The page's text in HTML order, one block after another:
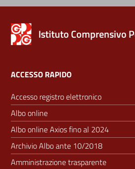
Istituto Comprensivo
ACCESSO RAPIDO
Accesso registro elettronico
Albo online
Albo online Axios fino al 2024
Archivio Albo ante 10/2018
Amministrazione trasparente